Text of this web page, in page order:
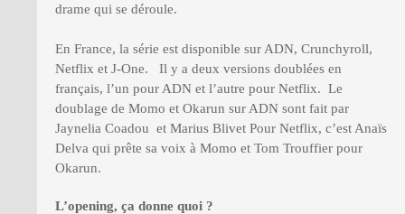
drame qui se déroule.
En France, la série est disponible sur ADN, Crunchyroll,
Netflix et J-One. Il y a deux versions doublées en
français, l’un pour ADN et l’autre pour Netflix. Le
doublage de Momo et Okarun sur ADN sont fait par
Jaynelia Coadou et Marius Blivet Pour Netflix, c’est Anaïs
Delva qui prête sa voix à Momo et Tom Trouffier pour
Okarun.
L’opening, ça donne quoi ?